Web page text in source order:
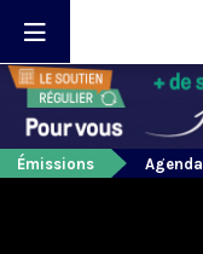
Émissions Agenda